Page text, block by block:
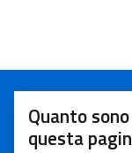
Quanto
questa